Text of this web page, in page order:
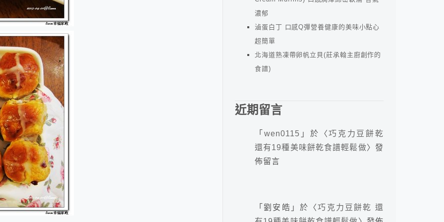
濃郁
滷蛋白丁 口感Q彈營養健康的美味小點心
超簡單
北海道熟凍帶卵帆立貝(莊承翰主廚創作的
食譜)
近期留言
「 wen0115 」於〈巧克力豆餅乾
還有19種美味餅乾食譜輕鬆做〉發
佈留言
「劉安皓 」於〈巧克力豆餅乾 還